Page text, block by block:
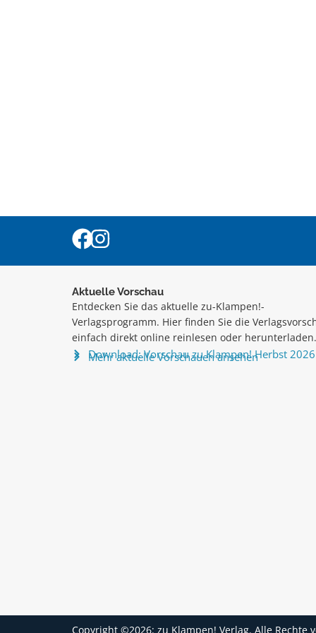
Aktuelle Vorschau
Entdecken Sie das aktuelle zu-Klampen!-
Verlagsprogramm. Hier finden Sie die
einfach direkt online reinlesen oder herunterladen.
Download: Vorschau zu Klampen! Herbst 2026
Mehr aktuelle Vorschauen ansehen
Copyright ©2026: zu Klampen! Verlag. Alle Rechte